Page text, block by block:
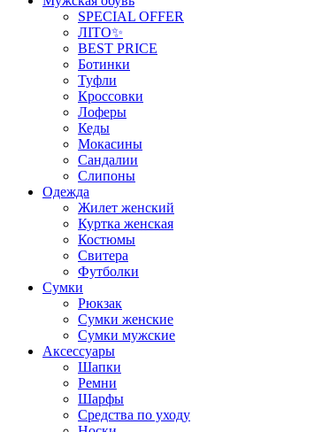
SPECIAL OFFER
ЛІТО✨
BEST PRICE
Ботинки
Туфли
Кроссовки
Лоферы
Кеды
Мокасины
Сандалии
Слипоны
Одежда
Жилет женский
Куртка женская
Костюмы
Свитера
Футболки
Сумки
Рюкзак
Сумки женские
Сумки мужские
Аксеcсуары
Шапки
Ремни
Шарфы
Средства по уходу